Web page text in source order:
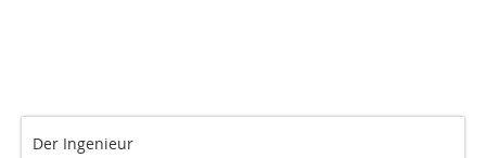
Der Ingenieur